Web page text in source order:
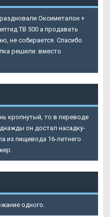
Оксиметалон +
TB 500 а продавать
не собирается. Спасибо
решили: вместо
кропнутый, то в переводе
он достал насадку-
из пищевода 16-летнего
одного.